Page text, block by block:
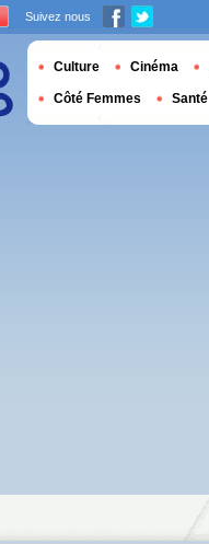
Suivez nous
Culture Cinéma
Côté Femmes Santé